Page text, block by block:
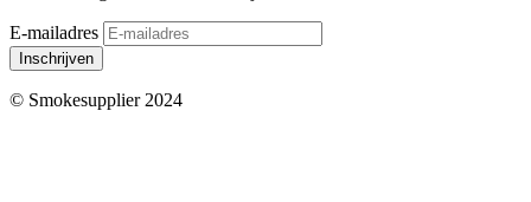
E-mailadres
Inschrijven
© Smokesupplier 2024